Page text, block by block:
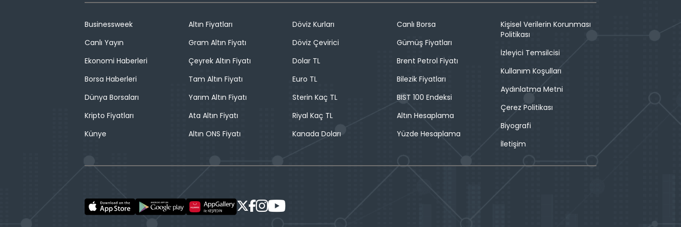
Businessweek
Canlı Yayın
Ekonomi Haberleri
Borsa Haberleri
Dünya Borsaları
Kripto Fiyatları
Künye
Altın Fiyatları
Gram Altın Fiyatı
Çeyrek Altın Fiyatı
Tam Altın Fiyatı
Yarım Altın Fiyatı
Ata Altın Fiyatı
Altın ONS Fiyatı
Döviz Kurları
Döviz Çevirici
Dolar TL
Euro TL
Sterin Kaç TL
Riyal Kaç TL
Kanada Doları
Canlı Borsa
Gümüş Fiyatları
Brent Petrol Fiyatı
Bilezik Fiyatları
BIST 100 Endeksi
Altın Hesaplama
Yüzde Hesaplama
Kişisel Verilerin Korunması
Politikası
İzleyici Temsilcisi
Kullanım Koşulları
Aydınlatma Metni
Çerez Politikası
Biyografi
İletişim